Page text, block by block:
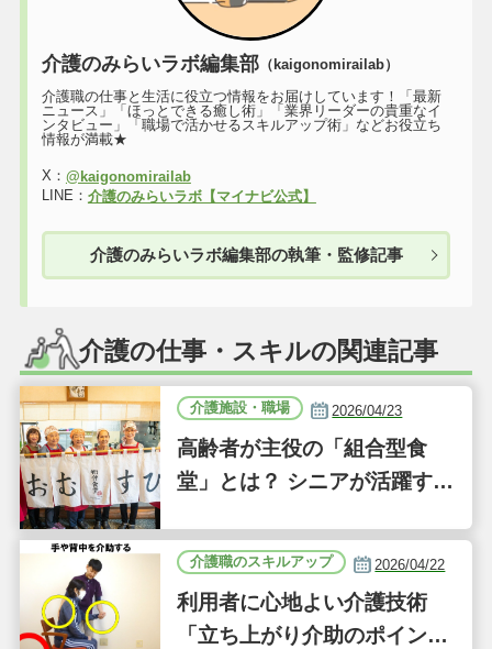
介護のみらいラボ編集部（kaigonomirailab）
介護職の仕事と生活に役立つ情報をお届けしています！「最新
ニュース」「ほっとできる癒し術」「業界リーダーの貴重なイ
ンタビュー」「職場で活かせるスキルアップ術」などお役立ち
情報が満載★
X： @kaigonomirailab
LINE： 介護のみらいラボ【マイナビ公式】
介護のみらいラボ編集部の執筆・監修記事
介護の仕事・スキルの関連記事
介護施設・職場 2026/04/23
高齢者が主役の「組合型食
堂」とは？ シニアが活躍する
D」に注目｜気になるあの介
護施設
介護職のスキルアップ 2026/04/22
利用者に心地よい介護技術
「立ち上がり介助のポイン